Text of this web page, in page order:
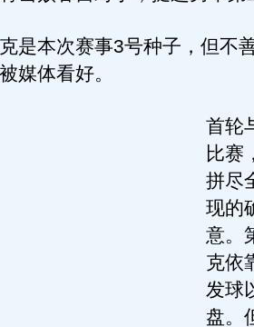
本次赛事3号种子，但不
媒体看好。
首轮
比赛
拼尽
现的
意。
克依
发球
盘。